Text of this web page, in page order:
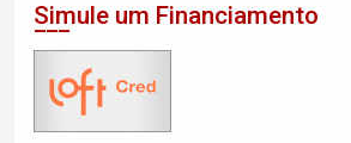
Simule um Financiamento